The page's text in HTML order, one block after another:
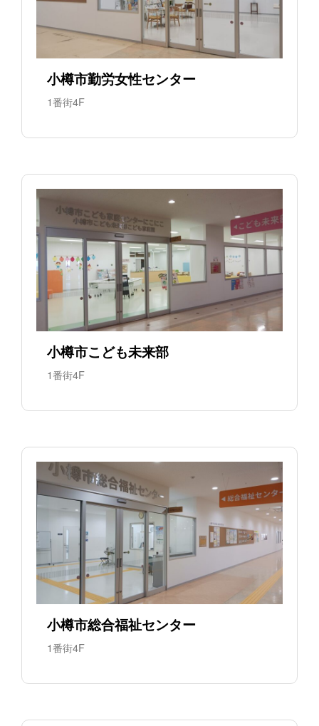
小樽市勤労女性センター
1番街4F
小樽市こども未来部
1番街4F
小樽市総合福祉センター
1番街4F